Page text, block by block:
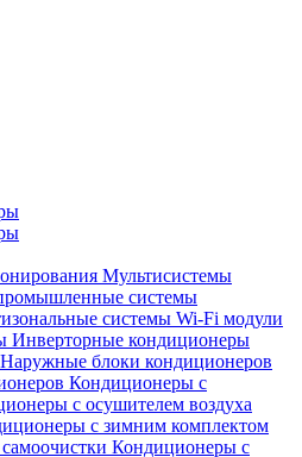
Мультисистемы
системы
системы Wi-Fi модули
Инверторные кондиционеры
Наружные блоки кондиционеров
Кондиционеры с
с осушителем воздуха
с зимним комплектом
Кондиционеры с